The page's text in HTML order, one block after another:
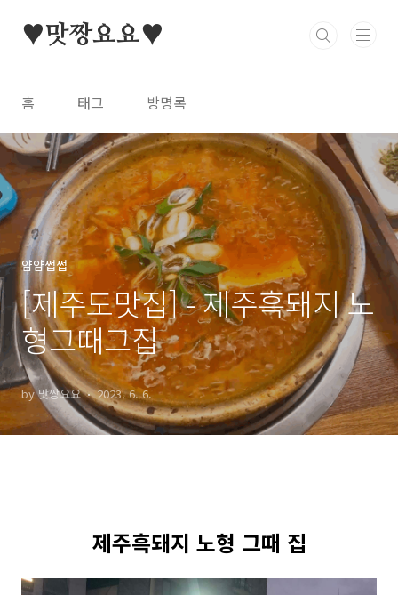
♥맛짱요요♥
홈 태그 방명록
얌얌쩝쩝
[제주도맛집] - 제주흑돼지 노
형그때그집
by 맛짱요요 2023. 6. 6.
제주흑돼지 노형 그때 집